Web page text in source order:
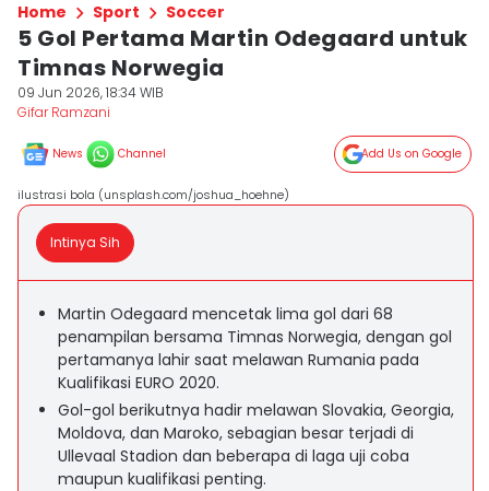
Home Sport Soccer
5 Gol Pertama Martin Odegaard untuk
Timnas Norwegia
09 Jun 2026, 18:34 WIB
Gifar Ramzani
News Channel Add Us on Google
ilustrasi bola (unsplash.com/joshua_hoehne)
Intinya Sih
Martin Odegaard mencetak lima gol dari 68
penampilan bersama Timnas Norwegia, dengan gol
pertamanya lahir saat melawan Rumania pada
Kualifikasi EURO 2020.
Gol-gol berikutnya hadir melawan Slovakia, Georgia,
Moldova, dan Maroko, sebagian besar terjadi di
Ullevaal Stadion dan beberapa di laga uji coba
maupun kualifikasi penting.